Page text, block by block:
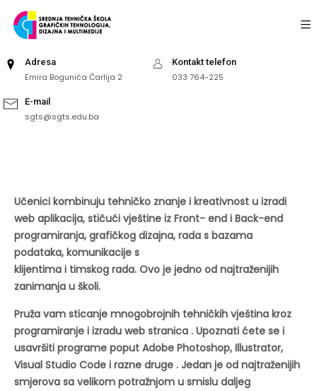
Adresa
Emira Bogunića Čarlija 2
Kontakt telefon
033 764-225
E-mail
sgts@sgts.edu.ba
Učenici kombinuju tehničko znanje i kreativnost u izradi
web aplikacija, stičući vještine iz Front- end i Back-end
programiranja, grafičkog dizajna, rada s bazama
podataka, komunikacije s
klijentima i timskog rada. Ovo je jedno od najtraženijih
zanimanja u školi.
Pruža vam sticanje mnogobrojnih tehničkih vještina kroz
programiranje i izradu web stranica . Upoznati ćete se i
usavršiti programe poput Adobe Photoshop, Illustrator,
Visual Studio Code i razne druge . Jedan je od najtraženijih
smjerova sa velikom potražnjom u smislu daljeg